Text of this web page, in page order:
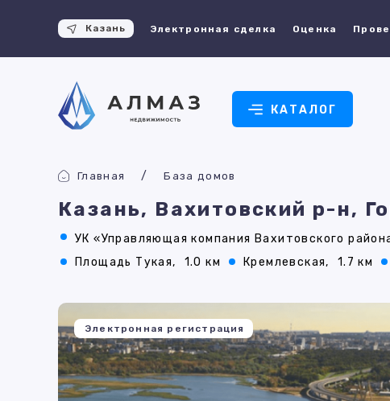
Казань Электронная сделка Оценка
КАТАЛОГ
Главная База домов
Казань, Вахитовский р-н,
УК «Управляющая компания Вахитовского
Площадь Тукая, 1.0 км Кремлевская, 1.7 км
Электронная регистрация